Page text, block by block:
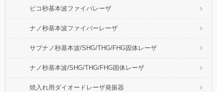
ピコ秒基本波ファイバレーザ
ナノ秒基本波ファイバーレーザ
サブナノ秒基本波/SHG/THG/FHG固体レーザ
ナノ秒基本波/SHG/THG/FHG固体レーザ
焼入れ用ダイオードレーザ発振器